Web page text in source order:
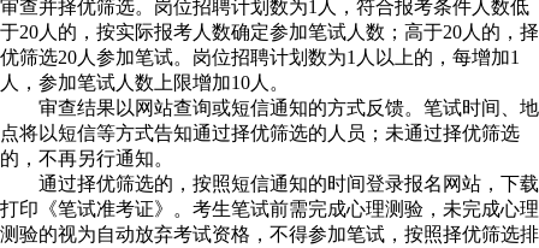
审查并择优筛选。岗位招聘计划数为1人，符合报考条件人数低
于20人的，按实际报考人数确定参加笔试人数；高于20人的，择
优筛选20人参加笔试。岗位招聘计划数为1人以上的，每增加1
人，参加笔试人数上限增加10人。
审查结果以网站查询或短信通知的方式反馈。笔试时间、地
点将以短信等方式告知通过择优筛选的人员；未通过择优筛选
的，不再另行通知。
通过择优筛选的，按照短信通知的时间登录报名网站，下载
打印《笔试准考证》。考生笔试前需完成心理测验，未完成心理
测验的视为自动放弃考试资格，不得参加笔试，按照择优筛选排